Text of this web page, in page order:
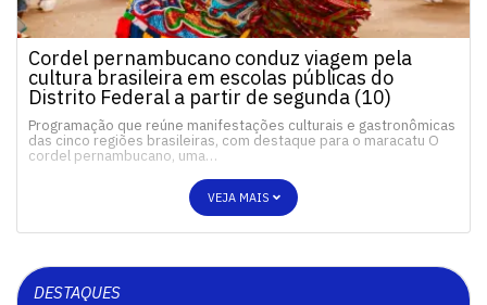
Cordel pernambucano conduz viagem pela
cultura brasileira em escolas públicas do
Distrito Federal a partir de segunda (10)
Programação que reúne manifestações culturais e gastronômicas
das cinco regiões brasileiras, com destaque para o maracatu O
cordel pernambucano, uma…
VEJA MAIS
DESTAQUES